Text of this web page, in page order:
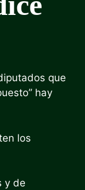
que
hay
los
y de